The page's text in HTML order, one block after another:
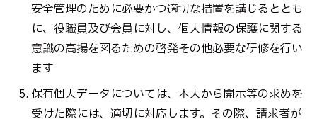
安全管理のために必要かつ適切な措置を講じるととも
に、役職員及び会員に対し、個人情報の保護に関する
意識の高揚を図るための啓発その他必要な研修を行い
ます
保有個人データについては、本人から開示等の求めを
受けた際には、適切に対応します。その際、請求者が